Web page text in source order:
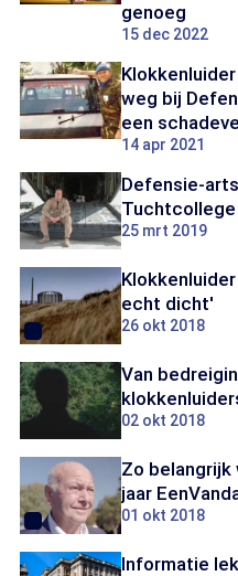
genoeg
15 dec 2022
weg bij
een
14 apr 2021
Defensie-
25 mrt 2019
echt dicht'
26 okt 2018
Van
02 okt 2018
Zo belangrijk
jaar
01 okt 2018
Informatie